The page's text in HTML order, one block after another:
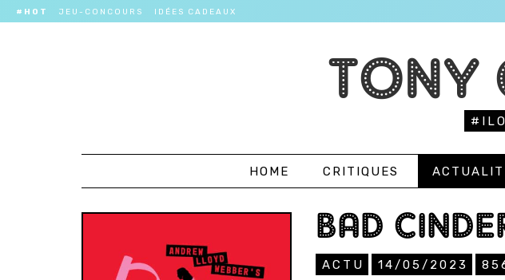
#HOT JEU-CONCOURS IDÉES CADEAUX
TONY
HOME CRITIQUES
BAD
ACTU 14/05/2023